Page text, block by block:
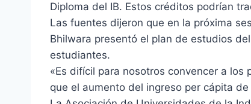
Diploma del IB. Estos créditos podrían
Las fuentes dijeron que en la próxima
Bhilwara presentó el plan de estudios
estudiantes.
«Es difícil para nosotros convencer a
que el aumento del ingreso per cápita